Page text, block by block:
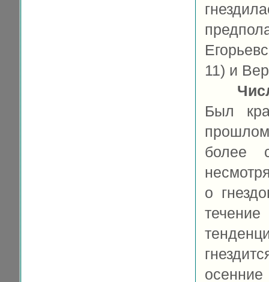
11) и
Был
более
о
осенние